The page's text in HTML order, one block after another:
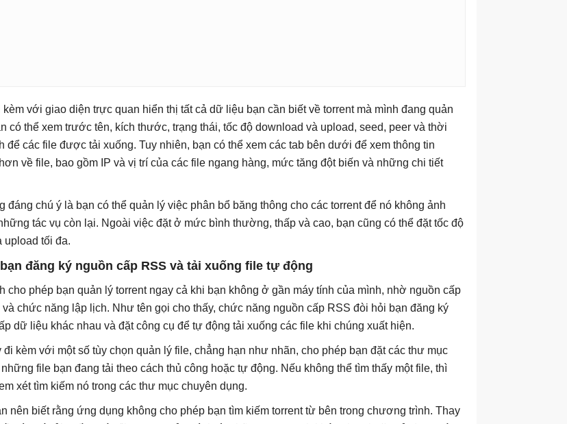
với giao diện trực quan hiển thị tất cả dữ liệu bạn cần biết về torrent mà mình đang quản
có thể xem trước tên, kích thước, trạng thái, tốc độ download và upload, seed, peer và thời
để các file được tải xuống. Tuy nhiên, bạn có thể xem các tab bên dưới để xem thông tin
về file, bao gồm IP và vị trí của các file ngang hàng, mức tăng đột biến và những chi tiết
đáng chú ý là bạn có thể quản lý việc phân bổ băng thông cho các torrent để nó không ảnh
tác vụ còn lại. Ngoài việc đặt ở mức bình thường, thấp và cao, bạn cũng có thể đặt tốc độ
upload tối đa.
đăng ký nguồn cấp RSS và tải xuống file tự động
cho phép bạn quản lý torrent ngay cả khi bạn không ở gần máy tính của mình, nhờ nguồn cấp
chức năng lập lịch. Như tên gọi cho thấy, chức năng nguồn cấp RSS đòi hỏi bạn đăng ký
dữ liệu khác nhau và đặt công cụ để tự động tải xuống các file khi chúng xuất hiện.
đi kèm với một số tùy chọn quản lý file, chẳng hạn như nhãn, cho phép bạn đặt các thư mục
file bạn đang tải theo cách thủ công hoặc tự động. Nếu không thể tìm thấy một file, thì
xét tìm kiếm nó trong các thư mục chuyên dụng.
nên biết rằng ứng dụng không cho phép bạn tìm kiếm torrent từ bên trong chương trình. Thay